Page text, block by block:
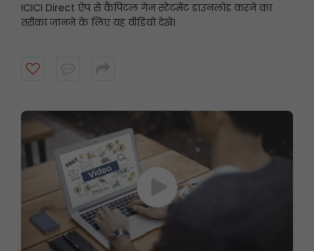
ICICI Direct ऐप से कैपिटल गेन स्टेटमेंट डाउनलोड करने का
तरीका जानने के लिए यह वीडियो देखें।